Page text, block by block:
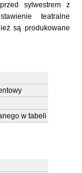
sylwestrem z
teatralne
są produkowane
w tabeli